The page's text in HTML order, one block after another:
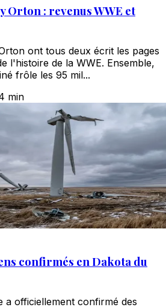
Orton : revenus WWE et
ont tous deux écrit les pages
l'histoire de la WWE. Ensemble,
frôle les 95 mil...
min
confirmés en Dakota du
a officiellement confirmé des